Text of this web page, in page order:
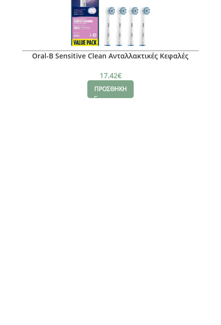
Oral-B Sensitive Clean Ανταλλακτικές Κεφαλές
17.42€
ΠΡΟΣΘΗΚΗ